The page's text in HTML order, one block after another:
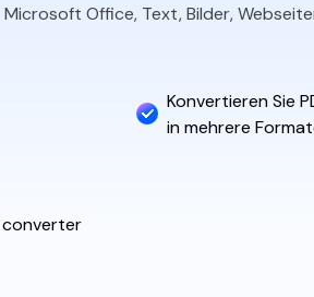
Microsoft Office, Text, Bilder,
Konvertieren Sie
in mehrere